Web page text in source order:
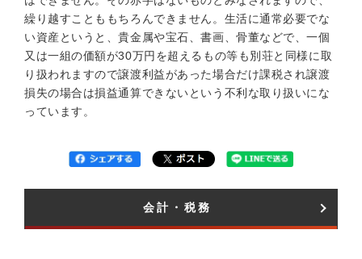
繰り越すことももちろんできません。生活に通常必要でな
い資産というと、貴金属や宝石、書画、骨董などで、一個
又は一組の価額が30万円を超えるもの等も別荘と同様に取
り扱われますので譲渡利益があった場合だけ課税され譲渡
損失の場合は損益通算できないという不利な取り扱いにな
っています。
会計・税務​